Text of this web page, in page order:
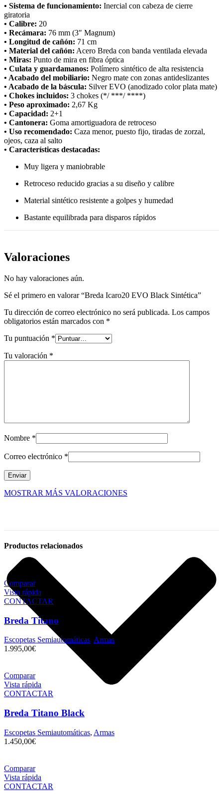
• Sistema de funcionamiento: Inercial con cabeza de cierre
giratoria
• Calibre: 20
• Recámara: 76 mm (3″ Magnum)
• Longitud de cañón: 71 cm
• Material del cañón: Acero Breda con banda ventilada elevada
• Miras: Punto de mira en fibra óptica
• Culata y guardamanos: Polímero sintético de alta resistencia
• Acabado del mobiliario: Negro mate con zonas antideslizantes
• Acabado de la báscula: Silver EVO (anodizado color plata mate)
• Chokes incluidos: 3 chokes (*/ ***/ ****)
• Peso aproximado: 2,67 Kg
• Capacidad: 2+1
• Cantonera: Goma amortiguadora de retroceso
• Uso recomendado: Caza menor, puesto fijo, tiradas de zorzal,
ojeos, caza al salto
• Características destacadas:
Muy ligera y maniobrable
Retroceso reducido gracias a su diseño y calibre
Material sintético resistente a golpes y humedad
Bastante equilibrada para disparos rápidos
Valoraciones
No hay valoraciones aún.
Sé el primero en valorar “Breda Icaro20 EVO Black Sintética”
Tu dirección de correo electrónico no será publicada. Los campos
obligatorios están marcados con *
Tu puntuación *
Tu valoración *
Nombre *
Correo electrónico *
MOSTRAR MÁS VALORACIONES
Productos relacionados
Comparar
Vista rápida
CONTACTAR
Breda Titano
Escopetas Semiautomáticas Armas
1.995,00€
Comparar
Vista rápida
CONTACTAR
Breda Titano Black
Escopetas Semiautomáticas, Armas
1.450,00€
Comparar
Vista rápida
CONTACTAR